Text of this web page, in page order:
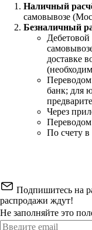
Наличный
самовывозе
Безналичный
доставке
банк; для
Через
Переводом
По счету в
Подпишитесь на
распродажи ждут!
Не заполняйте это